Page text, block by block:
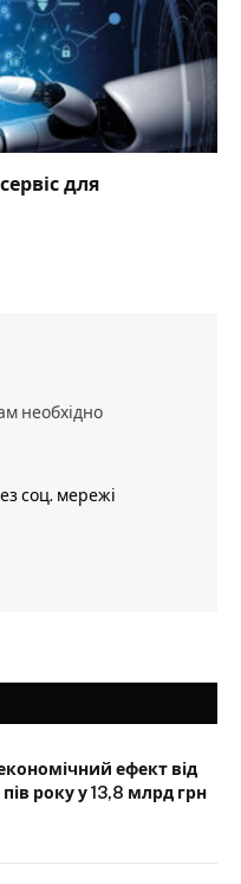
для
необхідно
соц. мережі
ефект від
пів року у 13,8 млрд грн